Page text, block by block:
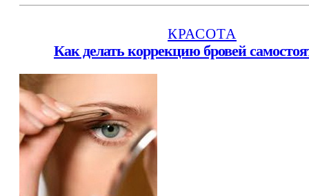
КРАСОТА
Как делать коррекцию бровей